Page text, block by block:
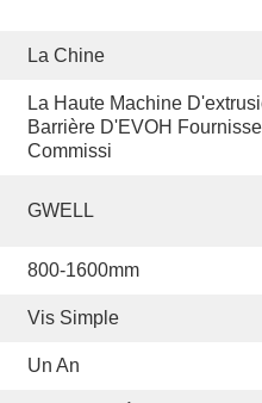
La Chine
La Haute Machine
Barrière D'EVOH
Commissi
GWELL
800-1600mm
Vis Simple
Un An